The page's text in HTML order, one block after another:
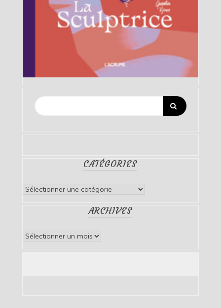
CATÉGORIES
Catégories
ARCHIVES
Archives